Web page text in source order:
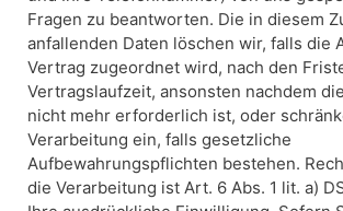
Fragen zu beantworten. Die in diesem
anfallenden Daten löschen wir, falls die
Vertrag zugeordnet wird, nach den
Vertragslaufzeit, ansonsten nachdem
nicht mehr erforderlich ist, oder
Verarbeitung ein, falls gesetzliche
Aufbewahrungspflichten bestehen.
die Verarbeitung ist Art. 6 Abs. 1 lit. a)